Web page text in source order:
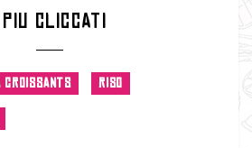
CLICCATI
CROISSANTS RISO